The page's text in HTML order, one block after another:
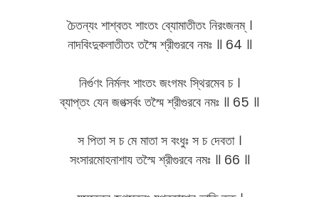
চৈতন্যং শাশ্বতং শাংতং ব্যোমাতীতং নিরংজনম্ ।
নাদবিংদুকলাতীতং তস্মৈ শ্রীগুরবে নমঃ ॥ 64 ॥
নির্গুণং নির্মলং শাংতং জংগমং স্থিরমেব চ ।
ব্যাপ্তং যেন জগত্সর্বং তস্মৈ শ্রীগুরবে নমঃ ॥ 65 ॥
স পিতা স চ মে মাতা স বংধুঃ স চ দেবতা ।
সংসারমোহনাশায তস্মৈ শ্রীগুরবে নমঃ ॥ 66 ॥